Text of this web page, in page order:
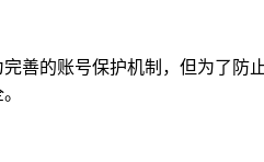
善的账号保护机制，但为了